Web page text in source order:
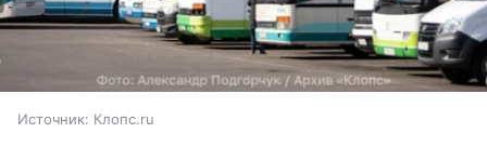
Источник: Клопс.ru